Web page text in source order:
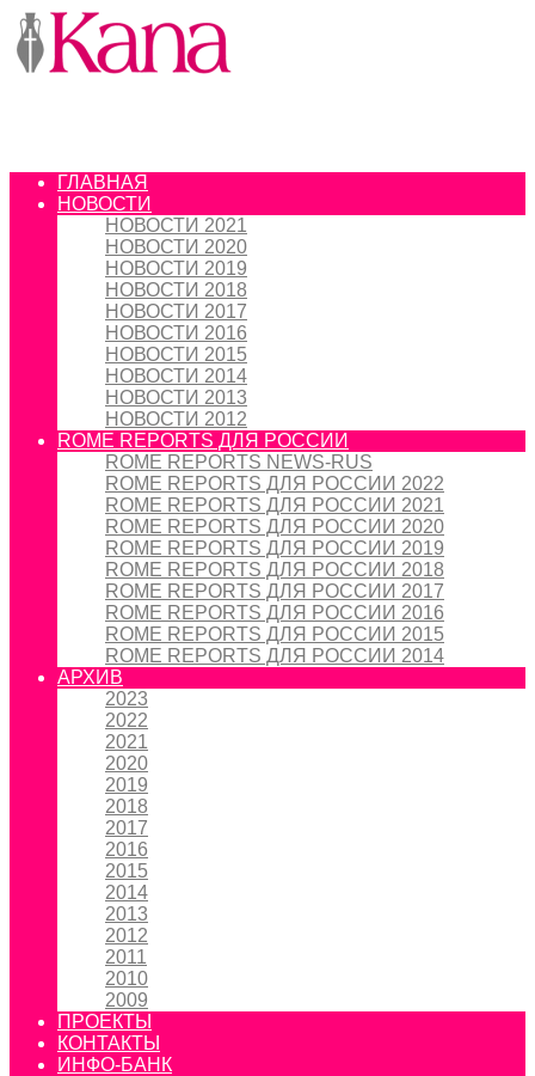
ГЛАВНАЯ
НОВОСТИ
НОВОСТИ 2021
НОВОСТИ 2020
НОВОСТИ 2019
НОВОСТИ 2018
НОВОСТИ 2017
НОВОСТИ 2016
НОВОСТИ 2015
НОВОСТИ 2014
НОВОСТИ 2013
НОВОСТИ 2012
ROME REPORTS ДЛЯ РОССИИ
ROME REPORTS NEWS-RUS
ROME REPORTS ДЛЯ РОССИИ 2022
ROME REPORTS ДЛЯ РОССИИ 2021
ROME REPORTS ДЛЯ РОССИИ 2020
ROME REPORTS ДЛЯ РОССИИ 2019
ROME REPORTS ДЛЯ РОССИИ 2018
ROME REPORTS ДЛЯ РОССИИ 2017
ROME REPORTS ДЛЯ РОССИИ 2016
ROME REPORTS ДЛЯ РОССИИ 2015
ROME REPORTS ДЛЯ РОССИИ 2014
АРХИВ
2023
2022
2021
2020
2019
2018
2017
2016
2015
2014
2013
2012
2011
2010
2009
ПРОЕКТЫ
КОНТАКТЫ
ИНФО-БАНК